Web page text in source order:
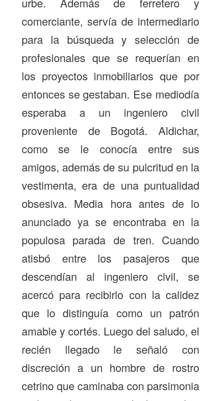
comerciante, servía de intermediario
para la búsqueda y selección de
profesionales que se requerían en
los proyectos inmobiliarios que por
entonces se gestaban. Ese mediodía
esperaba a un ingeniero civil
proveniente de Bogotá. Aldichar,
como se le conocía entre sus
amigos, además de su pulcritud en la
vestimenta, era de una puntualidad
obsesiva. Media hora antes de lo
anunciado ya se encontraba en la
populosa parada de tren. Cuando
atisbó entre los pasajeros que
descendían al ingeniero civil, se
acercó para recibirlo con la calidez
que lo distinguía como un patrón
amable y cortés. Luego del saludo, el
recién llegado le señaló con
discreción a un hombre de rostro
cetrino que caminaba con parsimonia